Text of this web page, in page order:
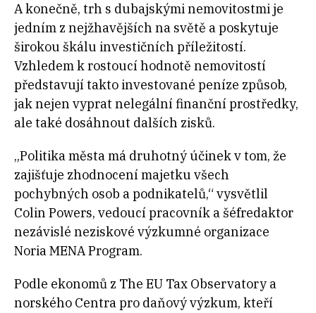
A konečně, trh s dubajskými nemovitostmi je
jedním z nejžhavějších na světě a poskytuje
širokou škálu investičních příležitostí.
Vzhledem k rostoucí hodnotě nemovitostí
představují takto investované peníze způsob,
jak nejen vyprat nelegální finanční prostředky,
ale také dosáhnout dalších zisků.
„Politika města má druhotný účinek v tom, že
zajišťuje zhodnocení majetku všech
pochybných osob a podnikatelů,“ vysvětlil
Colin Powers, vedoucí pracovník a šéfredaktor
nezávislé neziskové výzkumné organizace
Noria MENA Program.
Podle ekonomů z The EU Tax Observatory a
norského Centra pro daňový výzkum, kteří